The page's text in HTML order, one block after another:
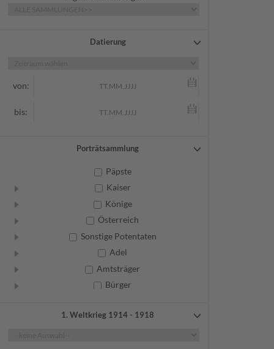
Datierung
von:
bis:
Porträtsammlung
Päpste
Kaiser
Könige
Österreich
Sonstige Potentaten
Adel
Amtsträger
Bürger
Geistliche
1. Weltkrieg 1914 - 1918